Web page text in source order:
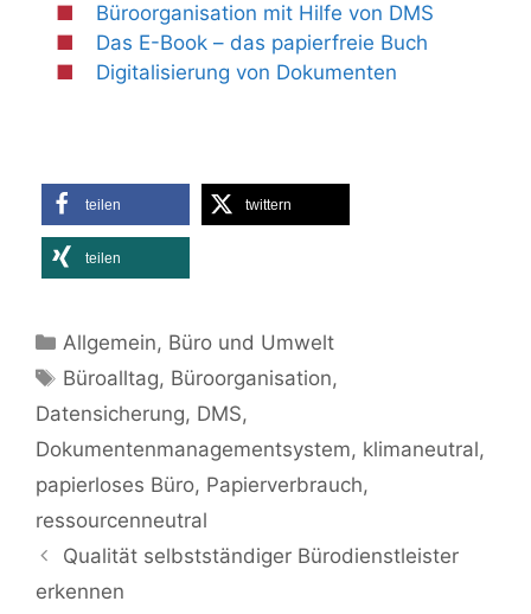
Büroorganisation mit Hilfe von DMS
Das E-Book – das papierfreie Buch
Digitalisierung von Dokumenten
teilen twittern
teilen
Kategorien
Allgemein, Büro und Umwelt
Schlagwörter
Büroalltag, Büroorganisation,
Datensicherung, DMS,
Dokumentenmanagementsystem, klimaneutral,
papierloses Büro, Papierverbrauch,
ressourcenneutral
Qualität selbstständiger Bürodienstleister
erkennen